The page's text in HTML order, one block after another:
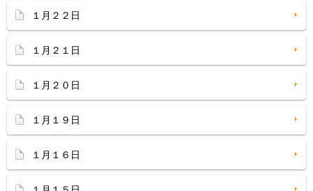
１月２２日
１月２１日
１月２０日
１月１９日
１月１６日